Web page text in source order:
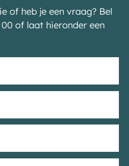
of heb je een vraag? Bel
of laat hieronder een